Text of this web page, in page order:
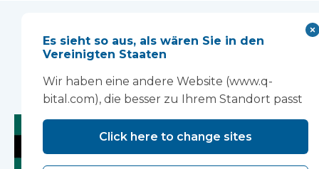
Sie können auch
mögen...
Es sieht so aus, als wären Sie in den
Vereinigten Staaten
Wir haben eine andere Website (www.q-
bital.com), die besser zu Ihrem Standort passt
Click here to change sites